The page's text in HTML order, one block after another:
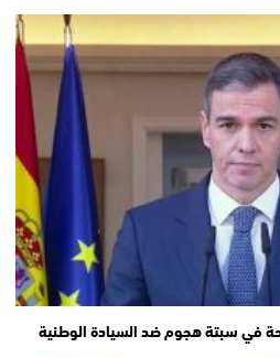
في سبتة هجوم ضد السيادة الوطنية